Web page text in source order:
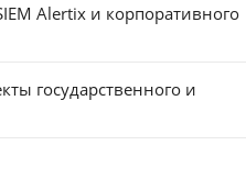
Alertix и корпоративного
государственного и